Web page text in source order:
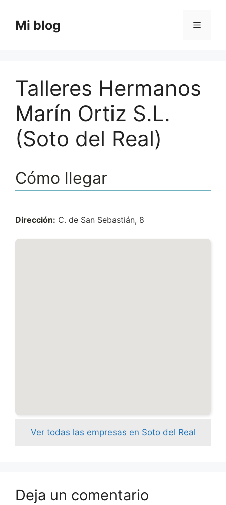
contenido
Mi blog Menú
Talleres Hermanos
Marín Ortiz S.L.
(Soto del Real)
Cómo llegar
Dirección: C. de San Sebastián, 8
Ver todas las empresas en Soto del Real
Deja un comentario